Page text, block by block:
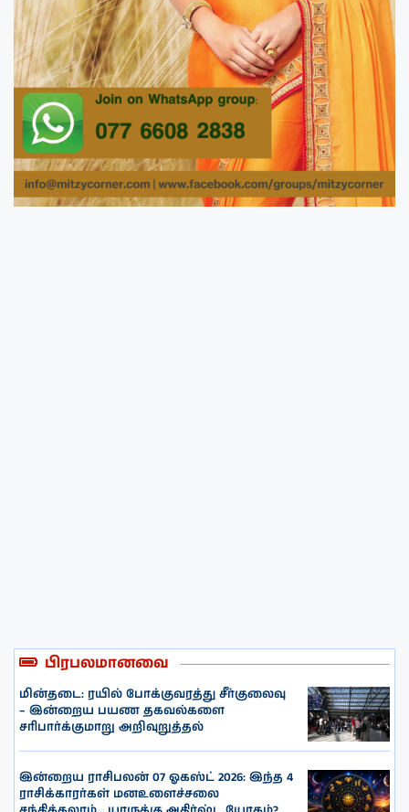
பிரபலமானவை
மின்தடை: ரயில் போக்குவரத்து சீர்குலைவு
– இன்றைய பயண தகவல்களை
சரிபார்க்குமாறு அறிவுறுத்தல்
இன்றைய ராசிபலன் 07 ஓகஸ்ட் 2026: இந்த 4
ராசிக்காரர்கள் மனஉளைச்சலை